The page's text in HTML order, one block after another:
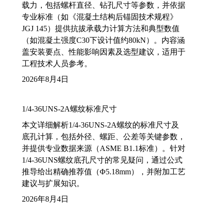
载力，包括螺杆直径、钻孔尺寸等参数，并依据
专业标准（如《混凝土结构后锚固技术规程》
JGJ 145）提供抗拔承载力计算方法和典型数值
（如混凝土强度C30下设计值约80kN）。内容涵
盖安装要点、性能影响因素及选型建议，适用于
工程技术人员参考。
2026年8月4日
1/4-36UNS-2A螺纹标准尺寸
本文详细解析1/4-36UNS-2A螺纹的标准尺寸及
底孔计算，包括外径、螺距、公差等关键参数，
并提供专业数据来源（ASME B1.1标准）。针对
1/4-36UNS螺纹底孔尺寸的常见疑问，通过公式
推导给出精确推荐值（Φ5.18mm），并附加工艺
建议与扩展知识。
2026年8月4日